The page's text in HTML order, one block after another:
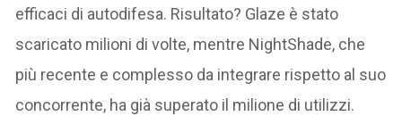
efficaci di autodifesa. Risultato? Glaze è stato
scaricato milioni di volte, mentre NightShade, che
più recente e complesso da integrare rispetto al suo
concorrente, ha già superato il milione di utilizzi.